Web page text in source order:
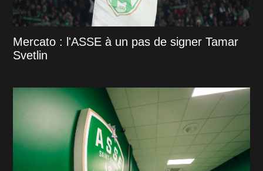
Mercato : l'ASSE à un pas de signer Tamar
Svetlin